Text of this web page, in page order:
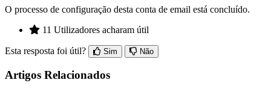
O processo de configuração desta conta de email está concluído.
11 Utilizadores acharam útil
Esta resposta foi útil? Sim Não
Artigos Relacionados